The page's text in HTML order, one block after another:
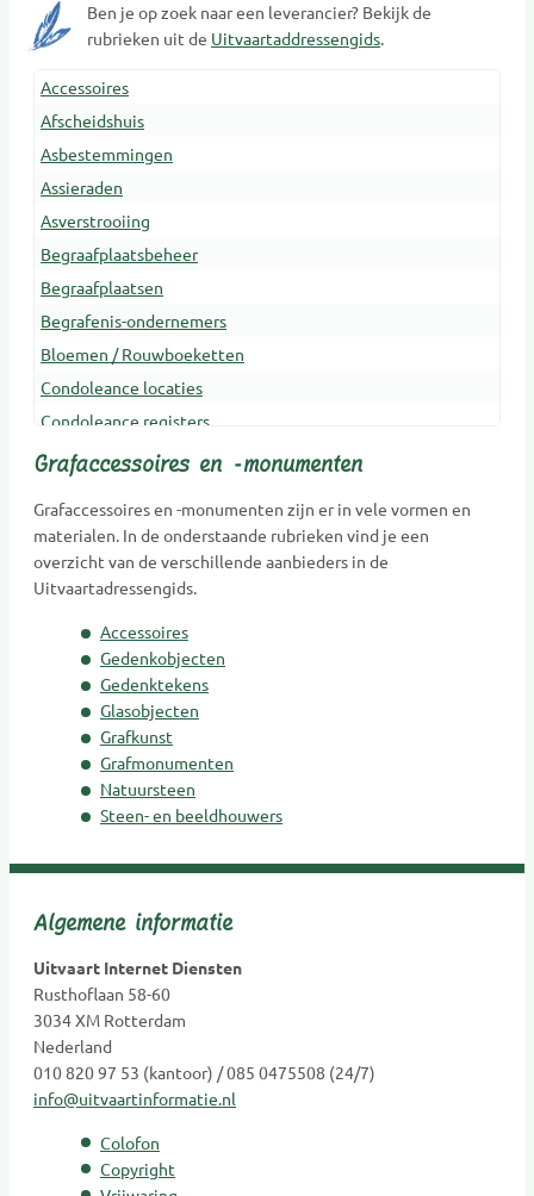
Ben je op zoek naar een leverancier? Bekijk de
rubrieken uit de Uitvaartaddressengids.
Accessoires
Afscheidshuis
Asbestemmingen
Assieraden
Asverstrooiing
Begraafplaatsbeheer
Begraafplaatsen
Begrafenis-ondernemers
Bloemen / Rouwboeketten
Condoleance locaties
Condoleance registers
Crematoria
Dragers
Erfenis en belasting
Gedenkobjecten
Gedenksieraden
Gedenktekens
Glasobjecten
Goede doelen
Grafkunst
Grafmonumenten
Kaarsen
Kinderen Urnen
Mediators
Muzikanten / Uitvaartmuziek
Nabestaandenzorg
Natuurbegraafplaatsen
Natuursteen
Grafaccessoires en -monumenten
Grafaccessoires en -monumenten zijn er in vele vormen en
materialen. In de onderstaande rubrieken vind je een
overzicht van de verschillende aanbieders in de
Uitvaartadressengids.
Accessoires
Gedenkobjecten
Gedenktekens
Glasobjecten
Grafkunst
Grafmonumenten
Natuursteen
Steen- en beeldhouwers
Algemene informatie
Uitvaart Internet Diensten
Rusthoflaan 58-60
3034 XM Rotterdam
Nederland
010 820 97 53 (kantoor) / 085 0475508 (24/7)
info@uitvaartinformatie.nl
Colofon
Copyright